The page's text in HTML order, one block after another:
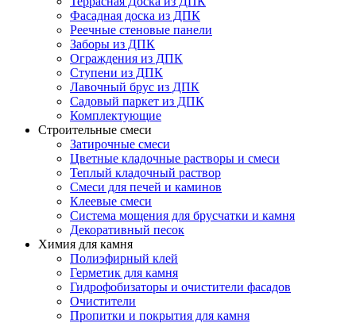
Фасадная доска из ДПК
Реечные стеновые панели
Заборы из ДПК
Ограждения из ДПК
Ступени из ДПК
Лавочный брус из ДПК
Садовый паркет из ДПК
Комплектующие
Строительные смеси
Затирочные смеси
Цветные кладочные растворы и смеси
Теплый кладочный раствор
Смеси для печей и каминов
Клеевые смеси
Система мощения для брусчатки и камня
Декоративный песок
Химия для камня
Полиэфирный клей
Герметик для камня
Гидрофобизаторы и очистители фасадов
Очистители
Пропитки и покрытия для камня